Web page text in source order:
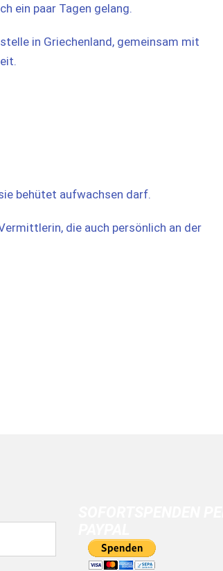
ein paar Tagen gelang.
in Griechenland, gemeinsam mit
behütet aufwachsen darf.
die auch persönlich an der